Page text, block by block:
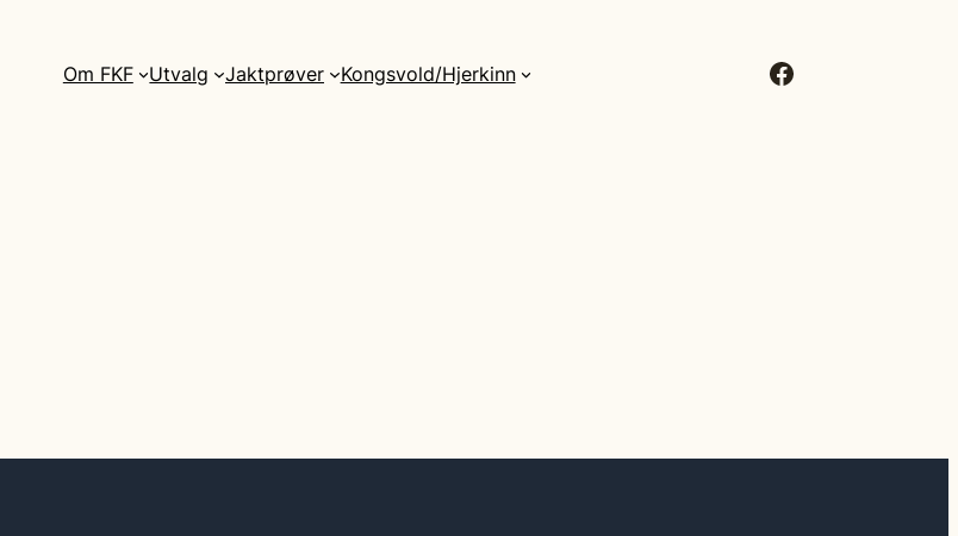
Om FKF Utvalg Jaktprøver Kongsvold/Hjerkinn Facebook